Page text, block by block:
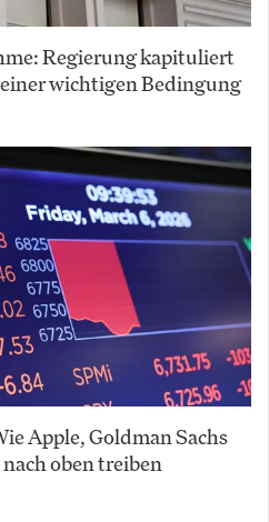
Regierung kapituliert
wichtigen Bedingung
Apple, Goldman Sachs
oben treiben